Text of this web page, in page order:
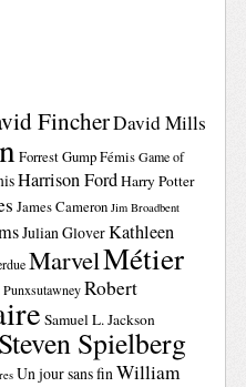
FincherDavid Mills
Forrest GumpFémis Game of
Harrison FordHarry Potter
James Cameron Jim Broadbent
Julian GloverKathleen
MarvelMétier
Punxsutawney Robert
Samuel L. Jackson
Steven Spielberg
Un jour sans finWilliam